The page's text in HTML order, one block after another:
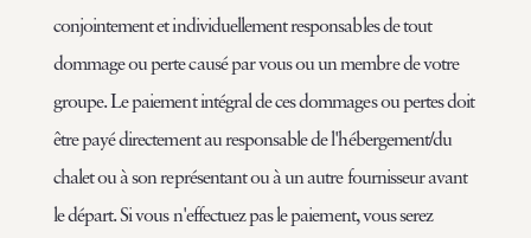
conjointement et individuellement responsables de tout
dommage ou perte causé par vous ou un membre de votre
groupe. Le paiement intégral de ces dommages ou pertes doit
être payé directement au responsable de l'hébergement/du
chalet ou à son représentant ou à un autre fournisseur avant
le départ. Si vous n'effectuez pas le paiement, vous serez